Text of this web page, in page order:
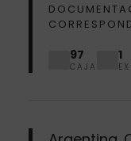
97
CAJA
1